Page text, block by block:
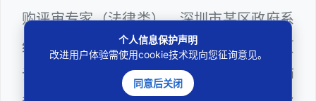
购评审专家（法律类），深圳市某区政府系
统公职律师、计算机信息网络安全员、网页
设计师、计算机程序员、服务器维护工程师
个人信息保护声明
改进用户体验需使用cookie技术现向您征询意见。
同意后关闭